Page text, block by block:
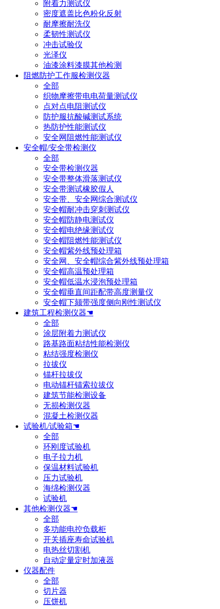
附着力测试仪
密度遮盖比色粉化反射
耐摩擦耐洗仪
柔韧性测试仪
冲击试验仪
光泽仪
油漆涂料漆膜其他检测
阻燃防护工作服检测仪器
全部
织物摩擦带电电荷量测试仪
点对点电阻测试仪
防护服抗酸碱测试系统
热防护性能测试仪
安全网阻燃性能测试仪
安全帽/安全带检测仪
全部
安全带检测仪器
安全带整体滑落测试仪
安全带测试橡胶假人
安全带、安全网综合测试仪
安全帽耐冲击穿刺测试仪
安全帽防静电测试仪
安全帽电绝缘测试仪
安全帽阻燃性能测试仪
安全帽紫外线预处理箱
安全网、安全帽综合紫外线预处理箱
安全帽高温预处理箱
安全帽低温水浸泡预处理箱
安全帽垂直间距配带高度测量仪
安全帽下颏带强度侧向刚性测试仪
建筑工程检测仪器☚
全部
涂层附着力测试仪
路基路面粘结性能检测仪
粘结强度检测仪
拉拔仪
锚杆拉拔仪
电动锚杆锚索拉拔仪
建筑节能检测设备
无损检测仪器
混凝土检测仪器
试验机/试验箱☚
全部
环刚度试验机
电子拉力机
保温材料试验机
压力试验机
海绵检测仪器
试验机
其他检测仪器☚
全部
多功能电控负载柜
开关插座寿命试验机
电热丝切割机
自动定量定时加液器
仪器配件
全部
切片器
压饼机